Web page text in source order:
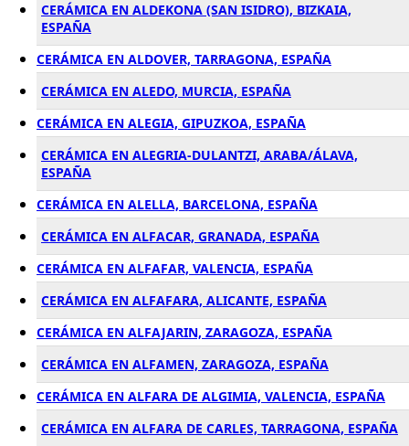
CERÁMICA EN ALDEKONA (SAN ISIDRO), BIZKAIA,
ESPAÑA
CERÁMICA EN ALDOVER, TARRAGONA, ESPAÑA
CERÁMICA EN ALEDO, MURCIA, ESPAÑA
CERÁMICA EN ALEGIA, GIPUZKOA, ESPAÑA
CERÁMICA EN ALEGRIA-DULANTZI, ARABA/ÁLAVA,
ESPAÑA
CERÁMICA EN ALELLA, BARCELONA, ESPAÑA
CERÁMICA EN ALFACAR, GRANADA, ESPAÑA
CERÁMICA EN ALFAFAR, VALENCIA, ESPAÑA
CERÁMICA EN ALFAFARA, ALICANTE, ESPAÑA
CERÁMICA EN ALFAJARIN, ZARAGOZA, ESPAÑA
CERÁMICA EN ALFAMEN, ZARAGOZA, ESPAÑA
CERÁMICA EN ALFARA DE ALGIMIA, VALENCIA, ESPAÑA
CERÁMICA EN ALFARA DE CARLES, TARRAGONA, ESPAÑA